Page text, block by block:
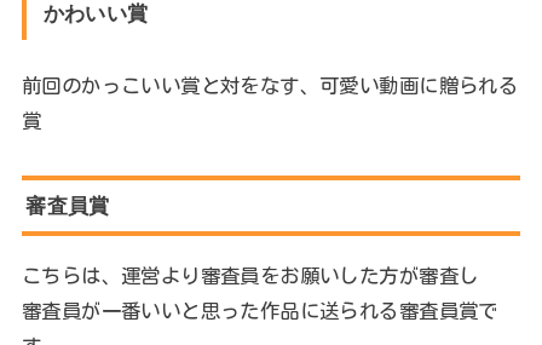
かわいい賞
前回のかっこいい賞と対をなす、可愛い動画に贈られる
賞
審査員賞
こちらは、運営より審査員をお願いした方が審査し
審査員が一番いいと思った作品に送られる審査員賞で